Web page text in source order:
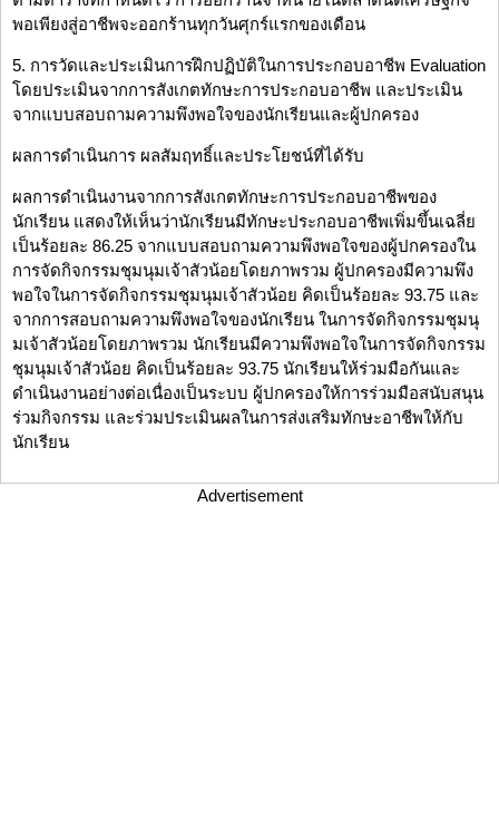
พอเพียงสู่อาชีพจะออกร้านทุกวันศุกร์แรกของเดือน
5. การวัดและประเมินการฝึกปฏิบัติในการประกอบอาชีพ Evaluation
โดยประเมินจากการสังเกตทักษะการประกอบอาชีพ และประเมิน
จากแบบสอบถามความพึงพอใจของนักเรียนและผู้ปกครอง
ผลการดำเนินการ ผลสัมฤทธิ์และประโยชน์ที่ได้รับ
ผลการดำเนินงานจากการสังเกตทักษะการประกอบอาชีพของ
นักเรียน แสดงให้เห็นว่านักเรียนมีทักษะประกอบอาชีพเพิ่มขึ้นเฉลี่ย
เป็นร้อยละ 86.25 จากแบบสอบถามความพึงพอใจของผู้ปกครองใน
การจัดกิจกรรมชุมนุมเจ้าสัวน้อยโดยภาพรวม ผู้ปกครองมีความพึง
พอใจในการจัดกิจกรรมชุมนุมเจ้าสัวน้อย คิดเป็นร้อยละ 93.75 และ
จากการสอบถามความพึงพอใจของนักเรียน ในการจัดกิจกรรมชุมนุ
มเจ้าสัวน้อยโดยภาพรวม นักเรียนมีความพึงพอใจในการจัดกิจกรรม
ชุมนุมเจ้าสัวน้อย คิดเป็นร้อยละ 93.75 นักเรียนให้ร่วมมือกันและ
ดำเนินงานอย่างต่อเนื่องเป็นระบบ ผู้ปกครองให้การร่วมมือสนับสนุน
ร่วมกิจกรรม และร่วมประเมินผลในการส่งเสริมทักษะอาชีพให้กับ
นักเรียน
Advertisement